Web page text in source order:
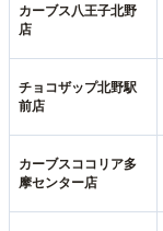
カーブス八王子北野
店
チョコザップ北野駅
前店
カーブスココリア多
摩センター店